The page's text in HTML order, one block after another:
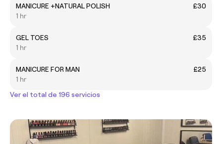
MANICURE +NATURAL POLISH
£30
1 hr
GEL TOES
£35
1 hr
MANICURE FOR MAN
£25
1 hr
Ver el total de 196 servicios